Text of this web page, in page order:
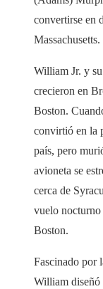
convertirse en
Massachusetts.
William Jr. y
crecieron en
Boston.
convirtió en la
país, pero
avioneta se
cerca de
vuelo nocturno
Boston.
Fascinado por
William diseñó